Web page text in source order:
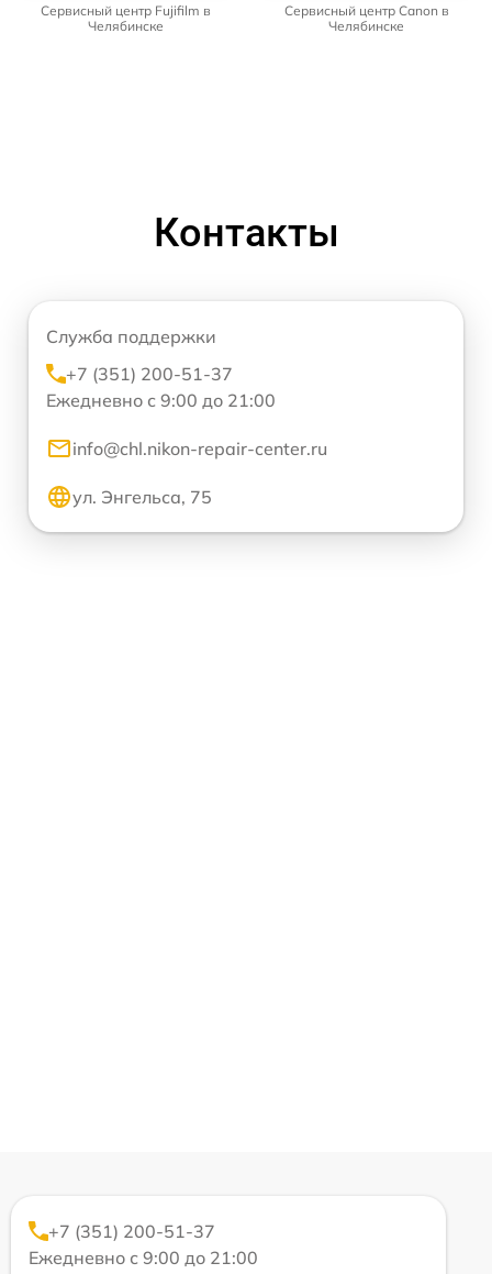
Сервисный центр Fujifilm в
Челябинске
Сервисный центр Canon в
Челябинске
Контакты
Служба поддержки
+7 (351) 200-51-37
Ежедневно с 9:00 до 21:00
info@chl.nikon-repair-center.ru
ул. Энгельса, 75
+7 (351) 200-51-37
Ежедневно с 9:00 до 21:00